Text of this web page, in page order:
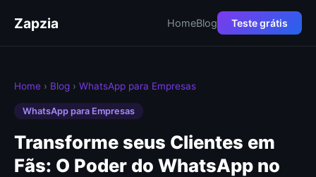
Zapzia HomeBlog Teste grátis
Home › Blog › WhatsApp para Empresas
WhatsApp para Empresas
Transforme seus Clientes em
Fãs: O Poder do WhatsApp no